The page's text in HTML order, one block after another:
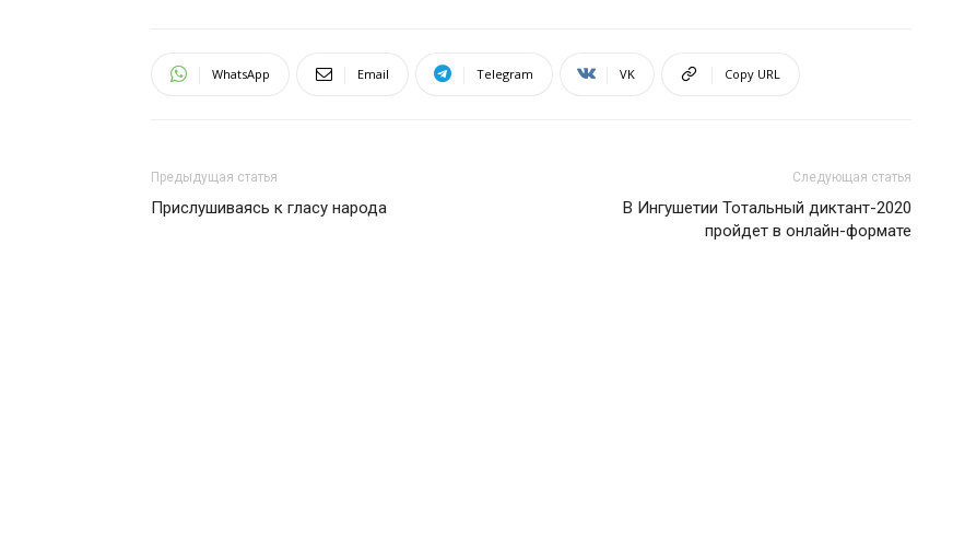
WhatsApp Email Telegram VK Copy URL
Предыдущая статья
Прислушиваясь к гласу народа
Следующая статья
В Ингушетии Тотальный диктант-2020
пройдет в онлайн-формате